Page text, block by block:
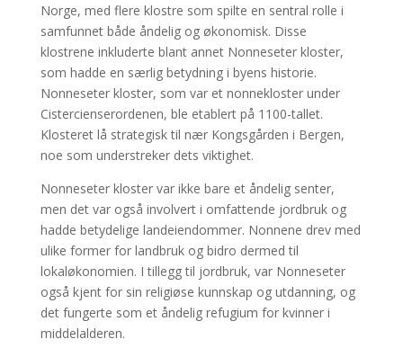
Norge, med flere klostre som spilte en sentral rolle i
samfunnet både åndelig og økonomisk. Disse
klostrene inkluderte blant annet Nonneseter kloster,
som hadde en særlig betydning i byens historie.
Nonneseter kloster, som var et nonnekloster under
Cistercienserordenen, ble etablert på 1100-tallet.
Klosteret lå strategisk til nær Kongsgården i Bergen,
noe som understreker dets viktighet.
Nonneseter kloster var ikke bare et åndelig senter,
men det var også involvert i omfattende jordbruk og
hadde betydelige landeiendommer. Nonnene drev med
ulike former for landbruk og bidro dermed til
lokaløkonomien. I tillegg til jordbruk, var Nonneseter
også kjent for sin religiøse kunnskap og utdanning, og
det fungerte som et åndelig refugium for kvinner i
middelalderen.